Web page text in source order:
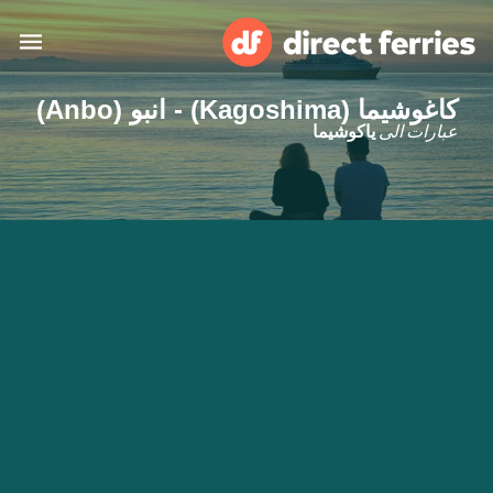
البلدان
تذاكر العبّارة
كاغوشيما (Kagoshima) - انبو (Anbo)
عبارات الىياكوشيما